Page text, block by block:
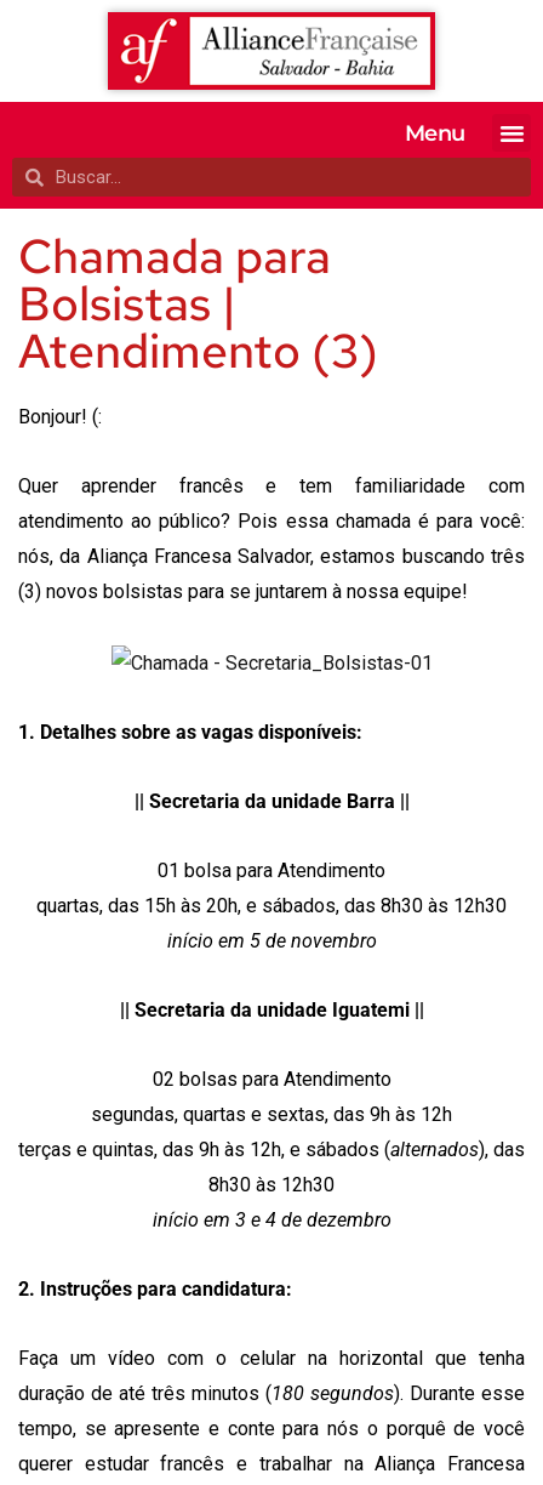
Menu
Chamada para
Bolsistas |
Atendimento (3)
Bonjour! (:
Quer aprender francês e tem familiaridade com
atendimento ao público? Pois essa chamada é para você:
nós, da Aliança Francesa Salvador, estamos buscando três
(3) novos bolsistas para se juntarem à nossa equipe!
1. Detalhes sobre as vagas disponíveis:
|| Secretaria da unidade Barra ||
01 bolsa para Atendimento
quartas, das 15h às 20h, e sábados, das 8h30 às 12h30
início em 5 de novembro
|| Secretaria da unidade Iguatemi ||
02 bolsas para Atendimento
segundas, quartas e sextas, das 9h às 12h
terças e quintas, das 9h às 12h, e sábados (alternados), das
8h30 às 12h30
início em 3 e 4 de dezembro
2. Instruções para candidatura:
Faça um vídeo com o celular na horizontal que tenha
duração de até três minutos (180 segundos). Durante esse
tempo, se apresente e conte para nós o porquê de você
querer estudar francês e trabalhar na Aliança Francesa